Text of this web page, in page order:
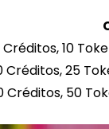
Créditos, 10
Créditos, 25
Créditos, 50